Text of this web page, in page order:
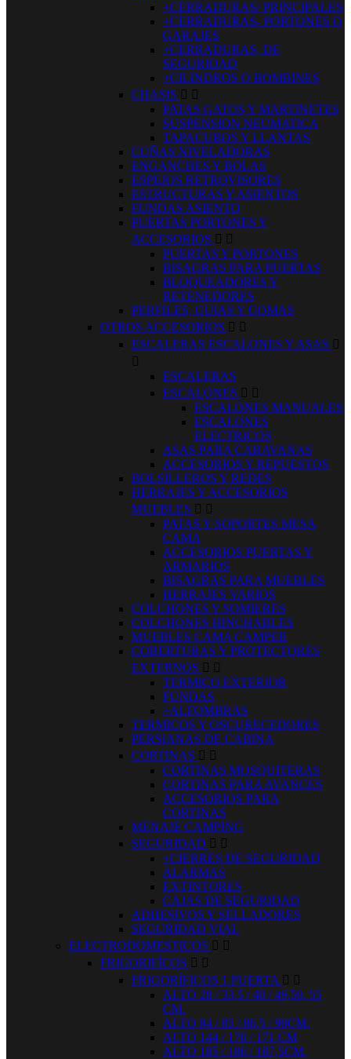
+CERRADURAS/ PRINCIPALES
+CERRADURAS- PORTONES O
GARAJES
+CERRADURAS, DE
SEGURIDAD
+CILINDROS O BOMBINES
CHASIS  
PATAS GATOS Y MARTINETES
SUSPENSION NEUMATICA
TAPACUBOS Y LLANTAS
CUÑAS NIVELADORAS
ENGANCHES Y BOLAS
ESPEJOS RETROVISORES
ESTRUCTURAS Y ASIENTOS
FUNDAS ASIENTO
PUERTAS PORTONES Y
ACCESORIOS  
PUERTAS Y PORTONES
BISAGRAS PARA PUERTAS
BLOQUEADORES Y
RETENEDORES
PERFILES, GUIAS Y GOMAS
OTROS ACCESORIOS  
ESCALERAS ESCALONES Y ASAS 

ESCALERAS
ESCALONES  
ESCALONES MANUALES
ESCALONES
ELECTRICOS
ASAS PARA CARAVANAS
ACCESORIOS Y REPUESTOS
BOLSILLEROS Y REDES
HERRAJES Y ACCESORIOS
MUEBLES  
PATAS Y SOPORTES MESA
CAMA
ACCESORIOS PUERTAS Y
ARMARIOS
BISAGRAS PARA MUEBLES
HERRAJES VARIOS
COLCHONES Y SOMIERES
COLCHONES HINCHABLES
MUEBLES CAMA CAMPER
COBERTURAS Y PROTECTORES
EXTERNOS  
TERMICO EXTERIOR
FUNDAS
+ALFOMBRAS
TERMICOS Y OSCURECEDORES
PERSIANAS DE CABINA
CORTINAS  
CORTINAS MOSQUITERAS
CORTINAS PARA AVANCES
ACCESORIOS PARA
CORTINAS
MENAJE CAMPING
SEGURIDAD  
+CIERRES DE SEGURIDAD
ALARMAS
EXTINTORES
CAJAS DE SEGURIDAD
ADHESIVOS Y SELLADORES
SEGURIDAD VIAL
ELECTRODOMESTICOS  
FRIGORIFÍCOS  
FRIGORÍFICOS 1 PUERTA  
ALTO 28 / 33,5 / 40 / 49,50, 55
CM.
ALTO 84 / 85 / 86,5 / 90CM.
ALTO 144 / 170 / 171 CM
ALTO 185 / 186 / 187,5CM.